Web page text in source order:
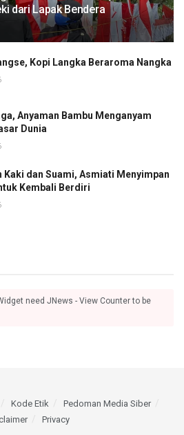
dari Lapak Bendera
Kopi Langka Beraroma Nangka
Anyaman Bambu Menganyam
Dunia
Kaki dan Suami, Asmiati Menyimpan
Kembali Berdiri
need JNews - View Counter to be
Kode Etik
Pedoman Media Siber
Privacy